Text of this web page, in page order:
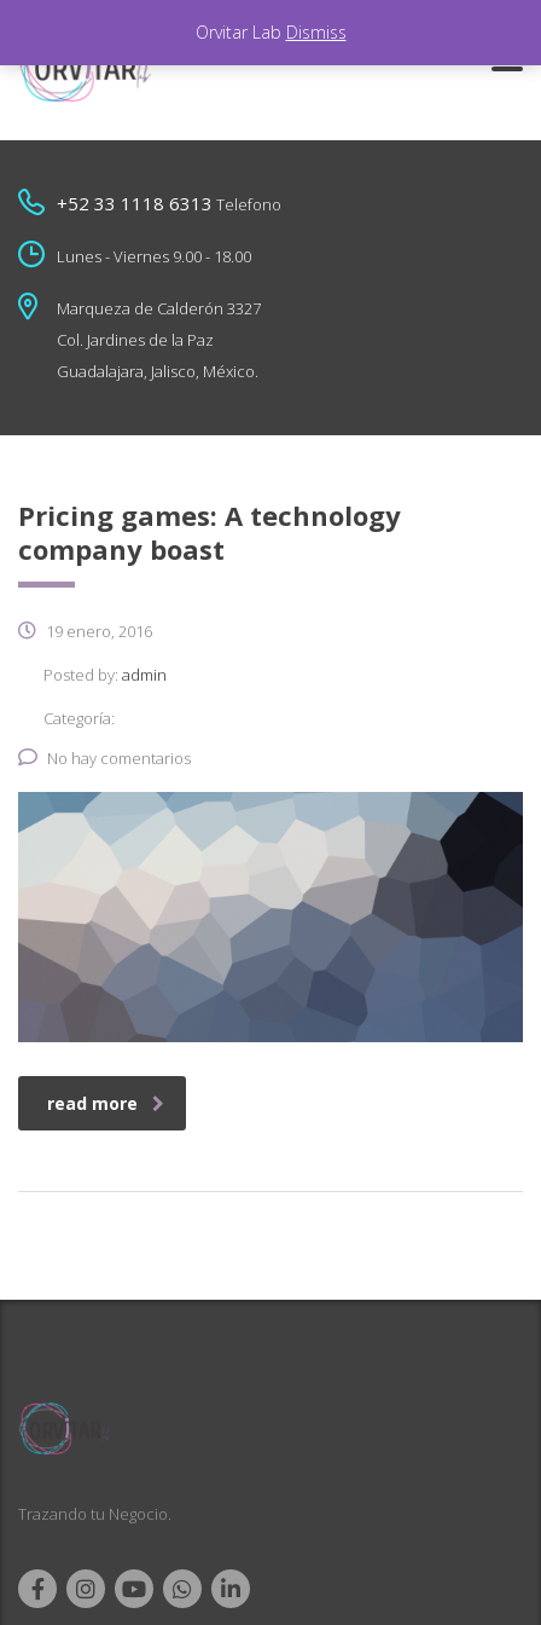
+52 33 1118 6313 Telefono
Lunes - Viernes 9.00 - 18.00
Marqueza de Calderón 3327
Col. Jardines de la Paz
Guadalajara, Jalisco, México.
Pricing games: A technology
company boast
19 enero, 2016
Posted by: admin
Categoría:
No hay comentarios
read more
Trazando tu Negocio.
Orvitar Lab Dismiss